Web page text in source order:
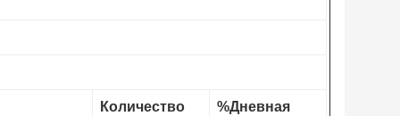
Количество
%Дневная